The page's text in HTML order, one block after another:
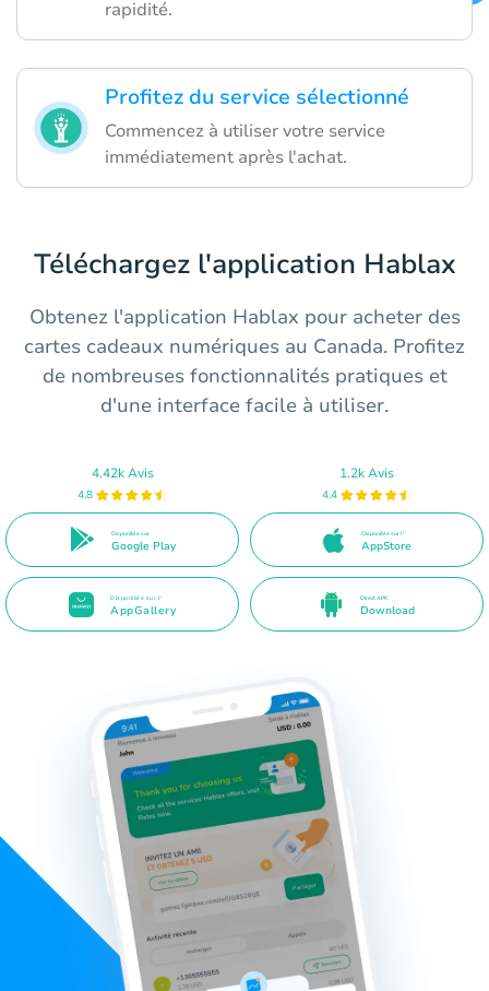
rapidité.
Profitez du service sélectionné
Commencez à utiliser votre service
immédiatement après l'achat.
Téléchargez l'application Hablax
Obtenez l'application Hablax pour acheter des
cartes cadeaux numériques au Canada. Profitez
de nombreuses fonctionnalités pratiques et
d'une interface facile à utiliser.
4.42k Avis
4.8
Disponible sur
Google Play
1.2k Avis
4.4
Disponible sur l'
AppStore
Disponible sur l'
AppGallery
Direct APK
Download